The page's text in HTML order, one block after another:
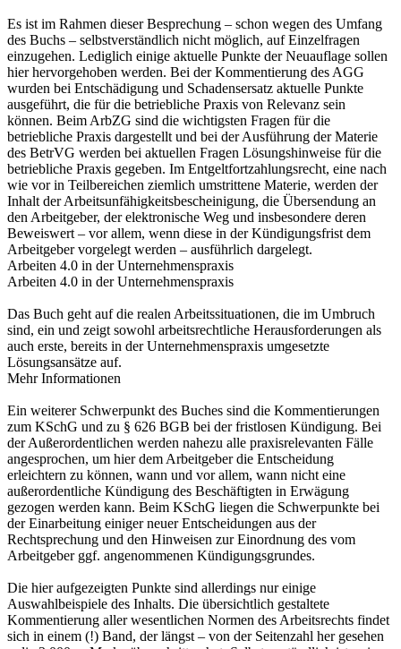
Es ist im Rahmen dieser Besprechung – schon wegen des Umfang
des Buchs – selbstverständlich nicht möglich, auf Einzelfragen
einzugehen. Lediglich einige aktuelle Punkte der Neuauflage sollen
hier hervorgehoben werden. Bei der Kommentierung des AGG
wurden bei Entschädigung und Schadensersatz aktuelle Punkte
ausgeführt, die für die betriebliche Praxis von Relevanz sein
können. Beim ArbZG sind die wichtigsten Fragen für die
betriebliche Praxis dargestellt und bei der Ausführung der Materie
des BetrVG werden bei aktuellen Fragen Lösungshinweise für die
betriebliche Praxis gegeben. Im Entgeltfortzahlungsrecht, eine nach
wie vor in Teilbereichen ziemlich umstrittene Materie, werden der
Inhalt der Arbeitsunfähigkeitsbescheinigung, die Übersendung an
den Arbeitgeber, der elektronische Weg und insbesondere deren
Beweiswert – vor allem, wenn diese in der Kündigungsfrist dem
Arbeitgeber vorgelegt werden – ausführlich dargelegt.
Arbeiten 4.0 in der Unternehmenspraxis
Arbeiten 4.0 in der Unternehmenspraxis
Das Buch geht auf die realen Arbeitssituationen, die im Umbruch
sind, ein und zeigt sowohl arbeitsrechtliche Herausforderungen als
auch erste, bereits in der Unternehmenspraxis umgesetzte
Lösungsansätze auf.
Mehr Informationen
Ein weiterer Schwerpunkt des Buches sind die Kommentierungen
zum KSchG und zu § 626 BGB bei der fristlosen Kündigung. Bei
der Außerordentlichen werden nahezu alle praxisrelevanten Fälle
angesprochen, um hier dem Arbeitgeber die Entscheidung
erleichtern zu können, wann und vor allem, wann nicht eine
außerordentliche Kündigung des Beschäftigten in Erwägung
gezogen werden kann. Beim KSchG liegen die Schwerpunkte bei
der Einarbeitung einiger neuer Entscheidungen aus der
Rechtsprechung und den Hinweisen zur Einordnung des vom
Arbeitgeber ggf. angenommenen Kündigungsgrundes.
Die hier aufgezeigten Punkte sind allerdings nur einige
Auswahlbeispiele des Inhalts. Die übersichtlich gestaltete
Kommentierung aller wesentlichen Normen des Arbeitsrechts findet
sich in einem (!) Band, der längst – von der Seitenzahl her gesehen